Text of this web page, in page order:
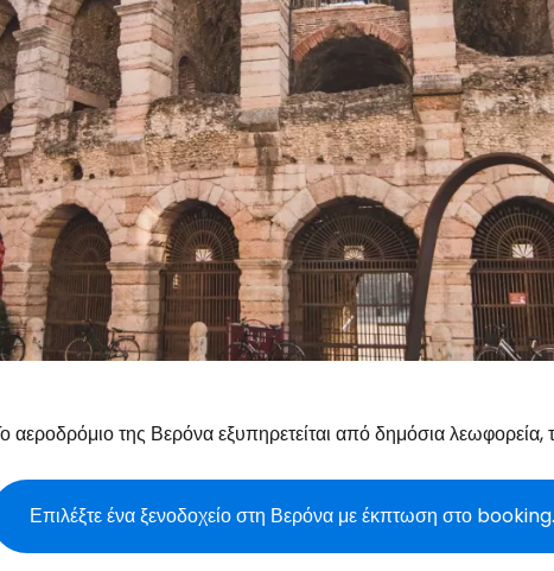
αεροδρόμιο της Βερόνα εξυπηρετείται από δημόσια λεωφορεία,
Επιλέξτε ένα ξενοδοχείο στη Βερόνα με έκπτωση στο